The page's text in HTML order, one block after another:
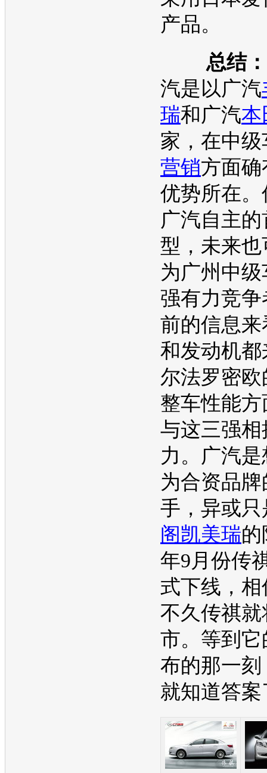
产品。
总结：
汽是以广汽
瑞和广汽本
家，在中
营销方面
优势所在。
广汽自主
型，未来
为广州中
强有力竞
前的信息来
和发动机都
尔法罗密欧
整车性能
与这三强
力。广汽
为合资品
手，异或只
阁凯美瑞的
年9月份传
式下线，
不久传祺就
市。等到
布的那一
就知道答案